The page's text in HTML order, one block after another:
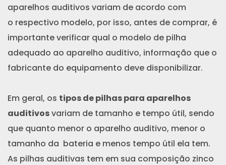
aparelhos auditivos variam de acordo com
o respectivo modelo, por isso, antes de comprar, é
importante verificar qual o modelo de pilha
adequado ao aparelho auditivo, informação que o
fabricante do equipamento deve disponibilizar.
Em geral, os tipos de pilhas para aparelhos
auditivosvariam de tamanho e tempo útil, sendo
que quanto menor o aparelho auditivo, menor o
tamanho da bateria e menos tempo útil ela tem.
As pilhas auditivas tem em sua composição zinco